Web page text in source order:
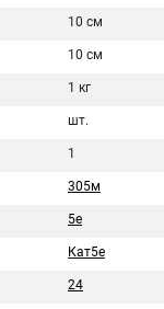
10 см
10 см
1 кг
шт.
1
305м
5e
Кат5e
24